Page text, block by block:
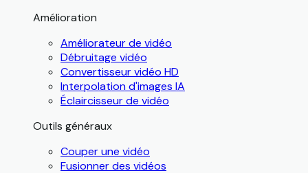
Amélioration
Améliorateur de vidéo
Débruitage vidéo
Convertisseur vidéo HD
Interpolation d'images IA
Éclaircisseur de vidéo
Outils généraux
Couper une vidéo
Fusionner des vidéos